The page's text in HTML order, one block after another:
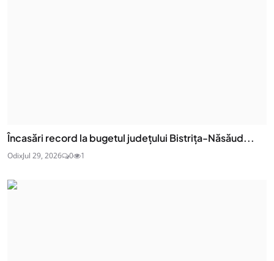
Încasări record la bugetul județului Bistrița-Năsăud...
OdixJul 29, 2026 0 1